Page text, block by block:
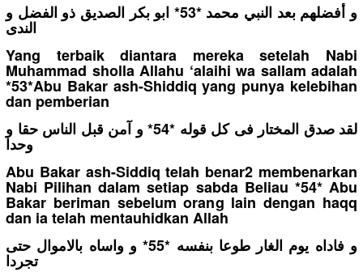
و أفضلهم بعد النبي محمد *53* ابو بكر الصديق ذو الفضل و
الندى
Yang terbaik diantara mereka setelah Nabi
Muhammad sholla Allahu ‘alaihi wa sallam adalah
*53*Abu Bakar ash-Shiddiq yang punya kelebihan
dan pemberian
لقد صدق المختار فى كل قوله *54* و آمن قبل الناس حقا و
وحدا
Abu Bakar ash-Siddiq telah benar2 membenarkan
Nabi Pilihan dalam setiap sabda Beliau *54* Abu
Bakar beriman sebelum orang lain dengan haqq
dan ia telah mentauhidkan Allah
و فاداه يوم الغار طوعا بنفسه *55* و واساه بالاموال حتى
تجردا